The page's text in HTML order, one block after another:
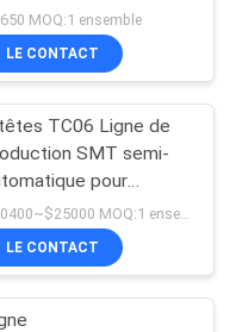
de
21
d'un système
détection et de
de déchets,
et de
de déchets et
système de
et de
de déchets.
MOQ:1 ensemble
LE CONTACT
TC06 Ligne de
SMT semi-
pour
de PCB et
de PCBA
LE CONTACT